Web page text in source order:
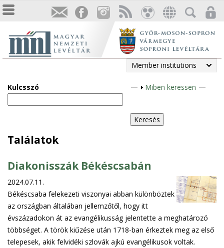
Member institutions
Kulcsszó
S
o
w
Miben keressen
Találatok
Diakonisszák Békéscsabán
2024.07.11.
Békéscsaba felekezeti viszonyai abban különböztek
az országban általában jellemzőtől, hogy itt
évszázadokon át az evangélikusság jelentette a meghatározó
többséget. A török kiűzése után 1718-ban érkeztek meg az első
telepesek, akik felvidéki szlovák ajkú evangélikusok voltak.